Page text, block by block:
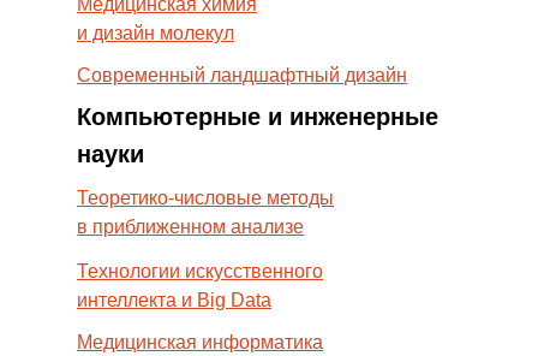
Компьютерные и инженерные
науки
Теоретико-числовые методы
в приближенном анализе
Технологии искусственного
интеллекта и Big Data
Медицинская информатика
Современный ландшафтный дизайн
Медицинская химия
и дизайн молекул